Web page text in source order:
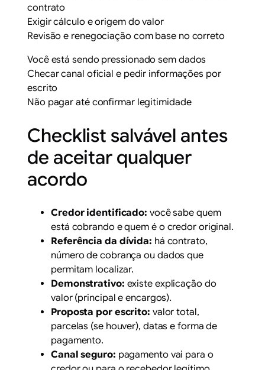
contrato
Exigir cálculo e origem do valor
Revisão e renegociação com base no correto
Você está sendo pressionado sem dados
Checar canal oficial e pedir informações por
escrito
Não pagar até confirmar legitimidade
Checklist salvável antes
de aceitar qualquer
acordo
Credor identificado: você sabe quem
está cobrando e quem é o credor original.
Referência da dívida: há contrato,
número de cobrança ou dados que
permitam localizar.
Demonstrativo: existe explicação do
valor (principal e encargos).
Proposta por escrito: valor total,
parcelas (se houver), datas e forma de
pagamento.
Canal seguro: pagamento vai para o